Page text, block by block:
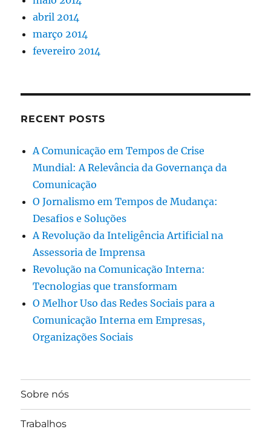
abril 2014
março 2014
fevereiro 2014
RECENT POSTS
A Comunicação em Tempos de Crise
Mundial: A Relevância da Governança da
Comunicação
O Jornalismo em Tempos de Mudança:
Desafios e Soluções
A Revolução da Inteligência Artificial na
Assessoria de Imprensa
Revolução na Comunicação Interna:
Tecnologias que transformam
O Melhor Uso das Redes Sociais para a
Comunicação Interna em Empresas,
Organizações Sociais
Sobre nós
Trabalhos